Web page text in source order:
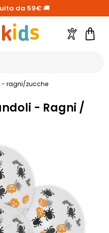
da 59€ 🚚
Account
- ragni/zucche
- Ragni /